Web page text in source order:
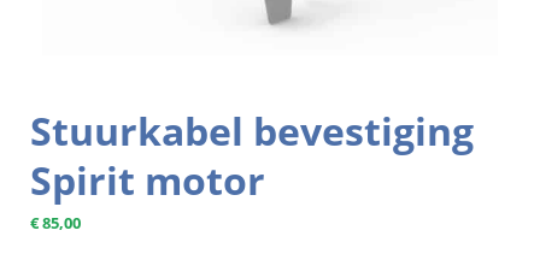
Stuurkabel bevestiging
Spirit motor
€85,00